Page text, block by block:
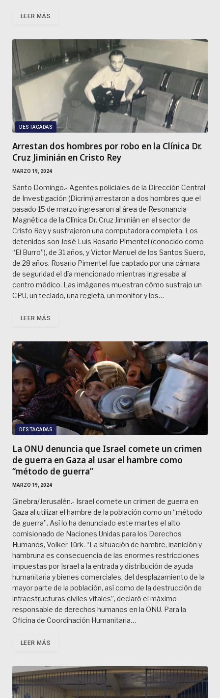
LEER MÁS
DESTACADAS
Arrestan dos hombres por robo en la Clínica Dr.
Cruz Jiminián en Cristo Rey
MARZO 19, 2024
Santo Domingo.- Agentes policiales de la Dirección Central
de Investigación (Dicrim) arrestaron a dos hombres que el
pasado 15 de marzo ingresaron al área de Resonancia
Magnética de la Clínica Dr. Cruz Jiminián en el sector de
Cristo Rey y sustrajeron una computadora completa. Los
detenidos son José Luis Rosario Pimentel (conocido como
“El Burro”), de 31 años, y Víctor Manuel de los Santos Suero,
de 28 años. Rosario Pimentel fue captado por una cámara
de seguridad el día mencionado mientras ingresaba al
centro médico. Las imágenes muestran cómo sustrajo un
CPU, un teclado, una regleta, un monitor y los…
LEER MÁS
DESTACADAS
La ONU denuncia que Israel comete un crimen
de guerra en Gaza al usar el hambre como
“método de guerra”
MARZO 19, 2024
Ginebra/Jerusalén.- Israel comete un crimen de guerra en
Gaza al utilizar el hambre de la población como un “método
de guerra”. Así lo ha denunciado este martes el alto
comisionado de Naciones Unidas para los Derechos
Humanos, Volker Türk. “La situación de hambre, inanición y
hambruna es consecuencia de las enormes restricciones
impuestas por Israel a la entrada y distribución de ayuda
humanitaria y bienes comerciales, del desplazamiento de la
mayor parte de la población, así como de la destrucción de
infraestructuras civiles vitales”, declaró el máximo
responsable de derechos humanos en la ONU. Para la
Oficina de Coordinación Humanitaria…
LEER MÁS